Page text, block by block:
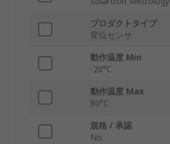
プロダクトタイプ
変位センサ
動作温度 Min
-20°C
動作温度 Max
80°C
規格 / 承認
No